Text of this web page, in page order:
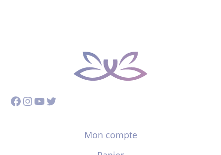
Facebook
Instagram
YouTube
Twitter
Mon compte